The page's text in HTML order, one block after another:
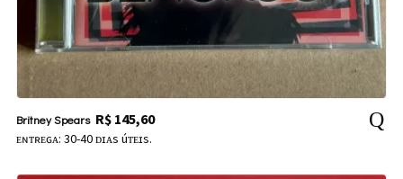
Britney Spears R$145,60
ᴇɴᴛʀᴇɢᴀ: 30-40 ᴅɪᴀs úᴛᴇɪs.